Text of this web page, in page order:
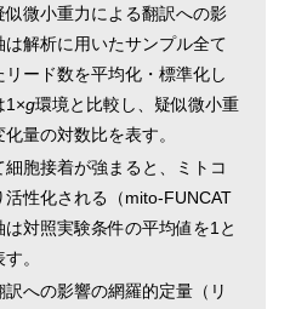
微小重力による翻訳への影
解析に用いたサンプル全て
ード数を平均化・標準化し
1×g環境と比較し、疑似微小重
量の対数比を表す。
胞接着が強まると、ミトコ
活性化される（mito-FUNCAT
対照実験条件の平均値を1と
。
への影響の網羅的定量（リ